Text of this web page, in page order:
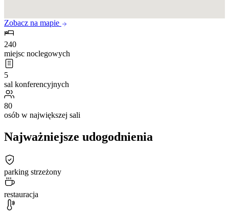
Zobacz na mapie
240
miejsc noclegowych
5
sal konferencyjnych
80
osób w największej sali
Najważniejsze udogodnienia
parking strzeżony
restauracja